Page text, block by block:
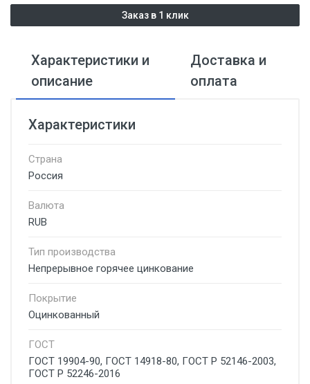
Заказ в 1 клик
Характеристики и
описание
Доставка и
оплата
Характеристики
Страна
Россия
Валюта
RUB
Тип производства
Непрерывное горячее цинкование
Покрытие
Оцинкованный
ГОСТ
ГОСТ 19904-90, ГОСТ 14918-80, ГОСТ Р 52146-2003,
ГОСТ Р 52246-2016